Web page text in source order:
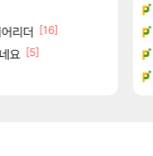
리더
[16]
요 [5]
글 모음